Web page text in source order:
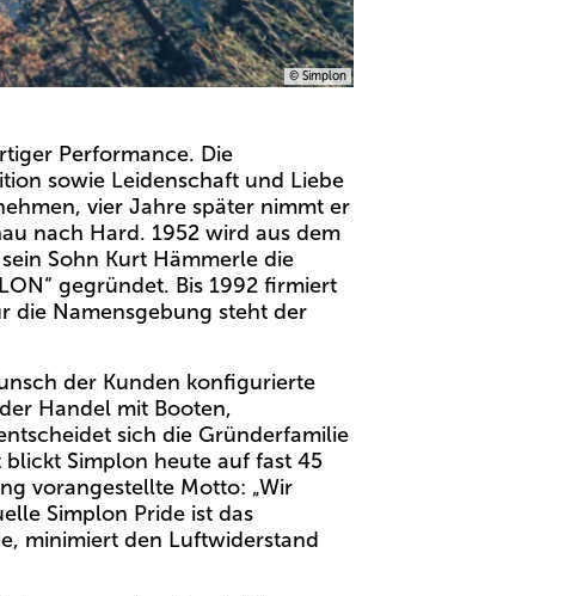
© Simplon
Performance. Die
sowie Leidenschaft und Liebe
vier Jahre später nimmt er
nach Hard. 1952 wird aus dem
Sohn Kurt Hämmerle die
gegründet. Bis 1992 firmiert
die Namensgebung steht der
der Kunden konfigurierte
Handel mit Booten,
sich die Gründerfamilie
Simplon heute auf fast 45
vorangestellte Motto: „Wir
Simplon Pride ist das
minimiert den Luftwiderstand